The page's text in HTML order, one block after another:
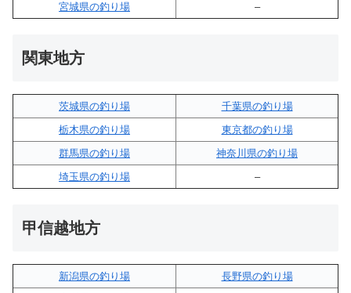
宮城県の釣り場
–
関東地方
茨城県の釣り場
千葉県の釣り場
栃木県の釣り場
東京都の釣り場
群馬県の釣り場
神奈川県の釣り場
埼玉県の釣り場
–
甲信越地方
新潟県の釣り場
長野県の釣り場